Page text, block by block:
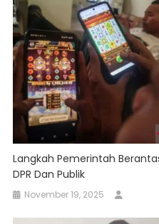
Langkah Pemerintah
DPR Dan Publik
November 19, 2025